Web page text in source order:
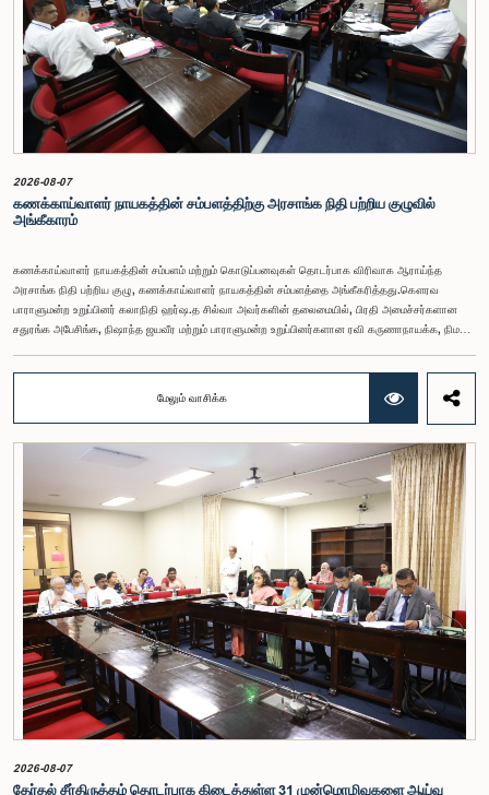
2026-08-07
கணக்காய்வாளர் நாயகத்தின் சம்பளத்திற்கு அரசாங்க நிதி பற்றிய குழுவில்
அங்கீகாரம்
கணக்காய்வாளர் நாயகத்தின் சம்பளம் மற்றும் கொடுப்பனவுகள் தொடர்பாக விரிவாக ஆராய்ந்த
அரசாங்க நிதி பற்றிய குழு, கணக்காய்வாளர் நாயகத்தின் சம்பளத்தை அங்கீகரித்தது.கௌரவ
பாராளுமன்ற உறுப்பினர் கலாநிதி ஹர்ஷ.த சில்வா அவர்களின் தலைமையில், பிரதி அமைச்சர்களான
சதுரங்க அபேசிங்க, நிஷாந்த ஜயவீர மற்றும் பாராளுமன்ற உறுப்பினர்களான ரவி கருணாநாயக்க, நிமல்
நிதி பற்றிய குழுக் கூட்டத்திலேயே இந்த அங்கீகாரம் வழங்கப்பட்டது.இலங்கை ஜனநாயக சோசலிசக்
குடியரசின் அரசியலமைப்பின் 153(2) ஆம் உறுப்புரையின் பிரகாரம், கணக்காய்வாளர் நாயகத்தின்
சம்பளம் தொடர்பான பிரேரணை குழுவின் கவனத்திற்கு கொண்டு வரப்பட்டது.இதன்போது,
கணக்காய்வாளர் நாயகத்தின் பொறுப்புகள், அரச நிதி மேற்பார்வை மற்றும் கணக்காய்வுத் துறையின்
சுயாதீனத் தன்மை உள்ளிட்ட விடயங்களை கருத்தில் கொண்டு, சம்பள மட்டம் தொடர்பாக குழுத்
தலைவர் உள்ளிட்ட உறுப்பினர்கள் தமது கருத்துகளையும் பரிந்துரைகளையும் முன்வைத்தனர்.மேலும்,
அரசியலமைப்பின் 170 ஆம் உறுப்புரையின் பிரகாரம், கணக்காய்வாளர் நாயகம் ஒரு அரசாங்க ஊழியர்
அல்ல என்பதையும், நடைமுறையில் உள்ள அரசாங்க சம்பள அளவுகோலுக்கு வெளியே இப்பதவிக்கான
சம்பளத்தை விசேடமாக பரிசீலிக்க முடியும் என்பதையும் குழு சுட்டிக்காட்டியது.முன்மொழியப்பட்ட சம்பளத்
தொகை, முன்னர் பதவி வகித்த கணக்காய்வாளர் நாயகங்களின் சம்பளங்களையும் கருத்தில் கொண்டு
நிர்ணயிக்கப்பட்டதாக அதிகாரிகள் தெரிவித்தனர். இதற்கு முன்னர், சம்பளங்கள் மற்றும் பணியாளர்
ஆணைக்குழுவே இத்தகைய சம்பளங்களை நிர்ணயித்து வந்த போதிலும், தற்போது அத்தகைய
ஆணைக்குழு இல்லையெனவும் அதிகாரிகள் குறிப்பிட்டனர்.கணக்காய்வாளர் நாயகத்திற்கான
முன்மொழியப்பட்ட சம்பள மட்டத்தை குழு அங்கீகரித்திருந்தாலும், அப்பதவிக்கு வழங்கப்பட்டுள்ள
பொறுப்புகள் மற்றும் கடமைகளின் முக்கியத்துவத்தை கருத்தில் கொண்டு, அந்தச் சம்பளம் மேலும்
உயர்ந்த மட்டத்தில் இருக்க வேண்டும் என்ற கருத்தை குழுத் தலைவர் உள்ளிட்ட உறுப்பினர்கள்
முன்வைத்தனர்.அதன்படி, எதிர்காலத்தில் இச்சம்பள மட்டம் தொடர்பாக மேலும் கவனம் செலுத்தி
தேவையான தீர்மானங்கள் எடுக்கப்பட வேண்டியதன் அவசியம் குழுவில் வலியுறுத்தப்பட்டது. மேலும்,
நிரந்தரமானதும் சுயாதீனமானதுமான சம்பள மற்றும் பணியாளர் ஆணைக்குழுவை நிறுவுவதற்கான
யோசனையையும் குழுத் தலைவர் முன்வைத்தார்.
மேலும் வாசிக்க
2026-08-07
தேர்தல் சீர்திருத்தம் தொடர்பாக கிடைத்துள்ள 31 முன்மொழிவுகளை ஆய்வு